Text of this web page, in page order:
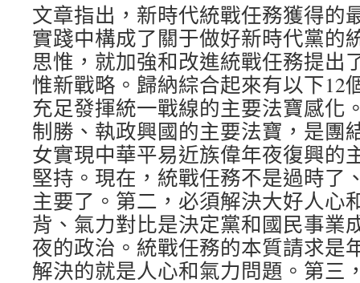
文章指出，新時代統戰任務獲得的
實踐中構成了關于做好新時代黨的
思惟，就加強和改進統戰任務提出
惟新戰略。歸納綜合起來有以下12
充足發揮統一戰線的主要法寶感化
制勝、執政興國的主要法寶，是團
女實現中華平易近族偉年夜復興的
堅持。現在，統戰任務不是過時了
主要了。第二，必須解決大好人心
背、氣力對比是決定黨和國民事業
夜的政治。統戰任務的本質請求是
解決的就是人心和氣力問題。第三